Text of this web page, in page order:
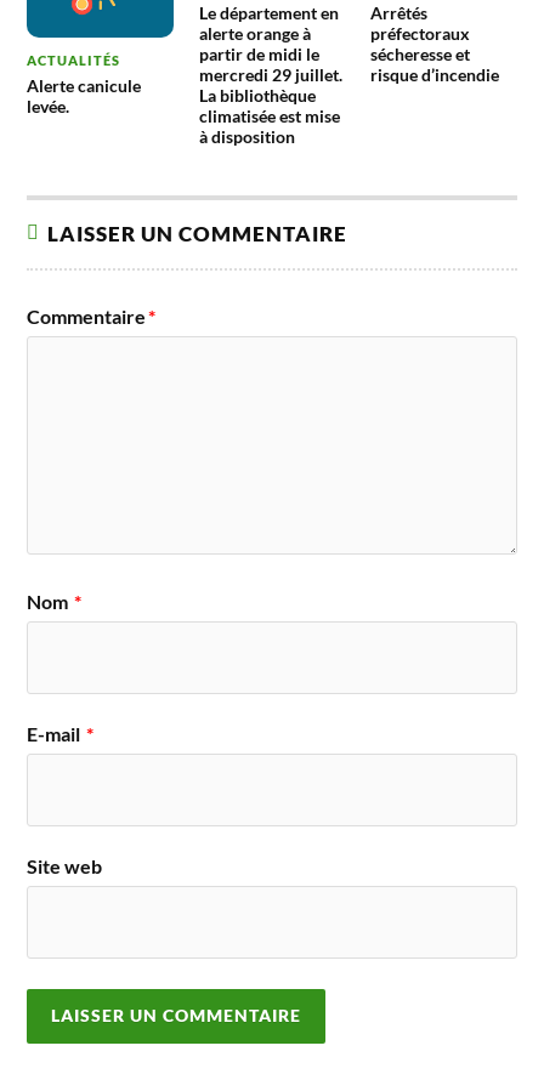
ACTUALITÉS
Alerte canicule
levée.
Le département en
alerte orange à
partir de midi le
mercredi 29 juillet.
La bibliothèque
climatisée est mise
à disposition
Arrêtés
préfectoraux
sécheresse et
risque d’incendie
LAISSER UN COMMENTAIRE
Commentaire*
Nom *
E-mail *
Site web